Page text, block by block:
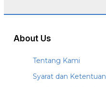
About Us
Tentang Kami
Syarat dan Ketentuan